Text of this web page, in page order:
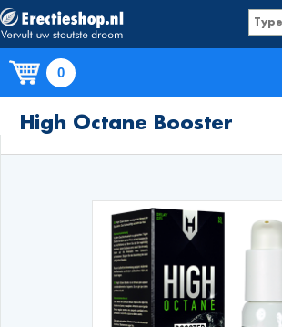
0
Producten
High Octane Booster